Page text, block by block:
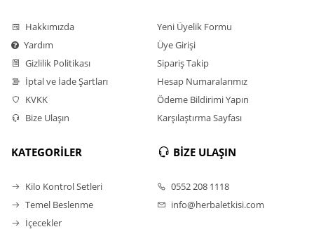
Hakkımızda
Yardım
Gizlilik Politikası
İptal ve İade Şartları
KVKK
Bize Ulaşın
Yeni Üyelik Formu
Üye Girişi
Sipariş Takip
Hesap Numaralarımız
Ödeme Bildirimi Yapın
Karşılaştırma Sayfası
KATEGORİLER
Kilo Kontrol Setleri
Temel Beslenme
İçecekler
BİZE ULAŞIN
0552 208 1118
info@herbaletkisi.com